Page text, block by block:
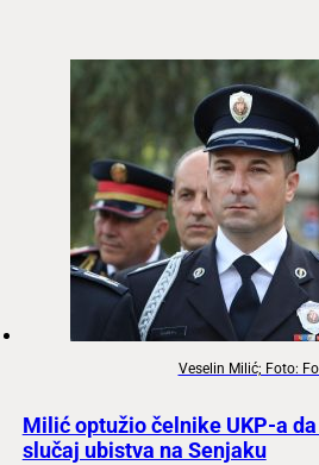
Veselin Milić; Foto:
Milić optužio čelnike UKP-a
slučaj ubistva na Senjaku